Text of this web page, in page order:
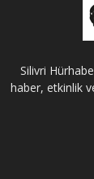
Silivri
haber, etkinlik